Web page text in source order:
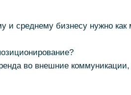
и среднему бизнесу нужно
во внешние